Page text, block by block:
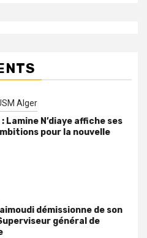
Alger
: Lamine N’diaye affiche ses
pour la nouvelle
démissionne de son
général de